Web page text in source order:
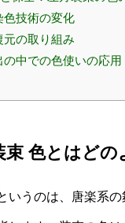
色技術の変化
元の取り組み
の中での色使いの応用
束 色とはど
いうのは、唐楽系